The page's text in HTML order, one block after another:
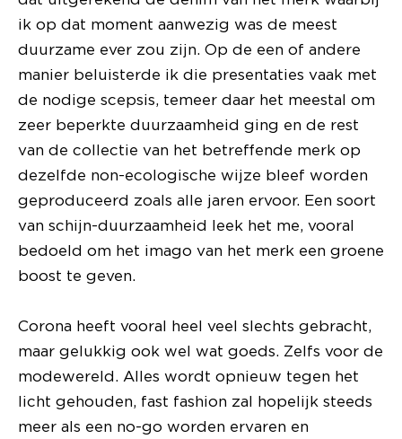
ik op dat moment aanwezig was de meest
duurzame ever zou zijn. Op de een of andere
manier beluisterde ik die presentaties vaak met
de nodige scepsis, temeer daar het meestal om
zeer beperkte duurzaamheid ging en de rest
van de collectie van het betreffende merk op
dezelfde non-ecologische wijze bleef worden
geproduceerd zoals alle jaren ervoor. Een soort
van schijn-duurzaamheid leek het me, vooral
bedoeld om het imago van het merk een groene
boost te geven.
Corona heeft vooral heel veel slechts gebracht,
maar gelukkig ook wel wat goeds. Zelfs voor de
modewereld. Alles wordt opnieuw tegen het
licht gehouden, fast fashion zal hopelijk steeds
meer als een no-go worden ervaren en